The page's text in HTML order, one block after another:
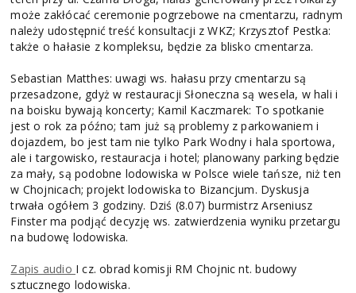
może zakłócać ceremonie pogrzebowe na cmentarzu, radnym
należy udostępnić treść konsultacji z WKZ; Krzysztof Pestka:
także o hałasie z kompleksu, będzie za blisko cmentarza.
Sebastian Matthes: uwagi ws. hałasu przy cmentarzu są
przesadzone, gdyż w restauracji Słoneczna są wesela, w hali i
na boisku bywają koncerty; Kamil Kaczmarek: To spotkanie
jest o rok za późno; tam już są problemy z parkowaniem i
dojazdem, bo jest tam nie tylko Park Wodny i hala sportowa,
ale i targowisko, restauracja i hotel; planowany parking będzie
za mały, są podobne lodowiska w Polsce wiele tańsze, niż ten
w Chojnicach; projekt lodowiska to Bizancjum. Dyskusja
trwała ogółem 3 godziny. Dziś (8.07) burmistrz Arseniusz
Finster ma podjąć decyzję ws. zatwierdzenia wyniku przetargu
na budowę lodowiska.
Zapis audio I cz. obrad komisji RM Chojnic nt. budowy
sztucznego lodowiska.